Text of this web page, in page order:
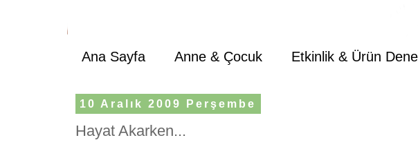
Ana Sayfa Anne & Çocuk Etkinlik & Ürün
10 Aralık 2009 Perşembe
Hayat Akarken...